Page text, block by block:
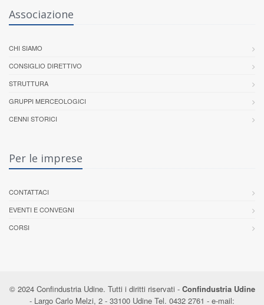
Associazione
CHI SIAMO
CONSIGLIO DIRETTIVO
STRUTTURA
GRUPPI MERCEOLOGICI
CENNI STORICI
Per le imprese
CONTATTACI
EVENTI E CONVEGNI
CORSI
© 2024 Confindustria Udine. Tutti i diritti riservati - Confindustria Udine
- Largo Carlo Melzi, 2 - 33100 Udine Tel. 0432 2761 - e-mail: